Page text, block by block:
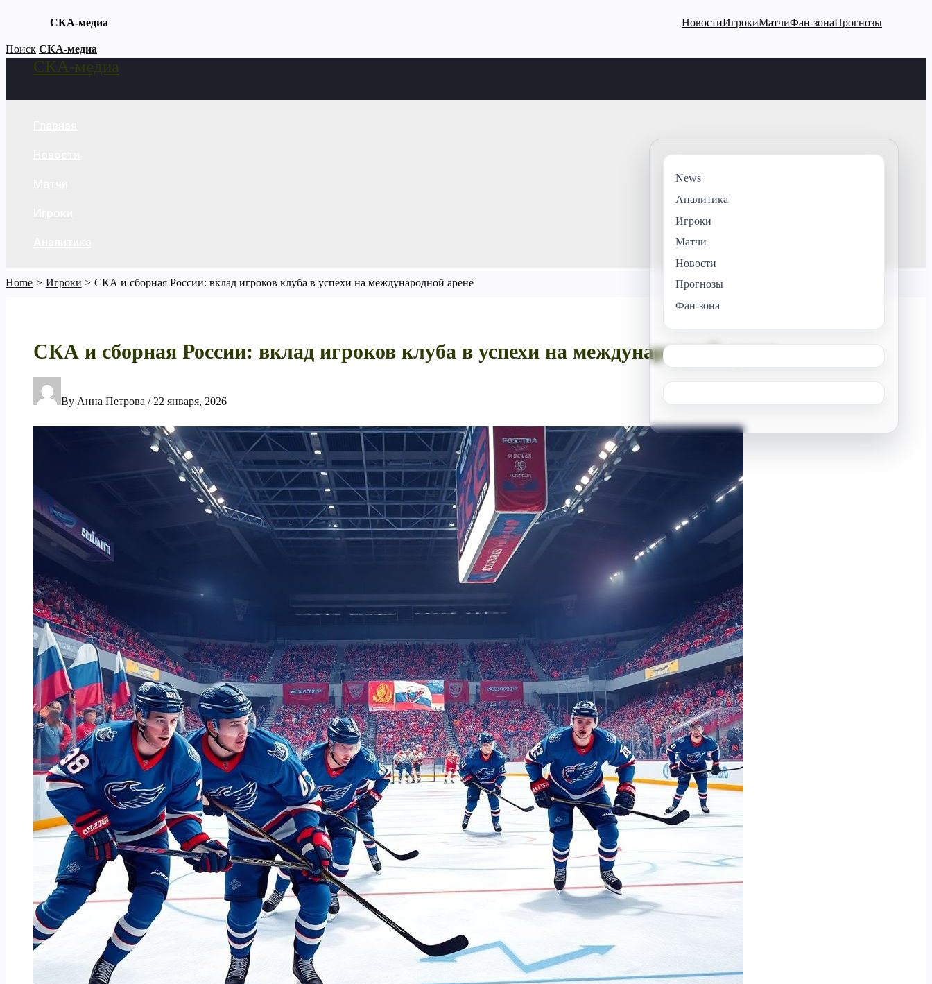
СКА-медиа НовостиИгрокиМатчиФан-зонаПрогнозы
Skip
Поиск СКА-медиа
СКА-медиа
Home Игроки СКА и сборная России: вклад игроков клуба в успехи на международной арене
СКА и сборная России: вклад игроков клуба в успехи на международной арене
By Анна Петрова / 22 января, 2026
News
Аналитика
Игроки
Матчи
Новости
Прогнозы
Фан-зона